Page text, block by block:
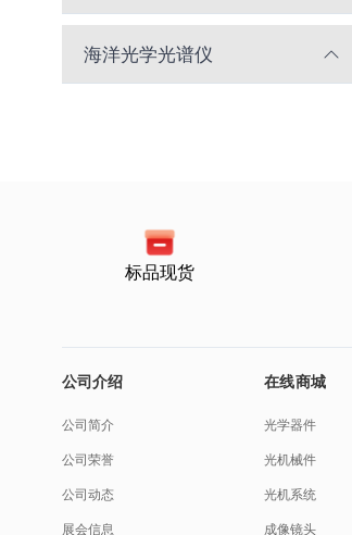
海洋光学光谱仪
标品现货
公司介绍
公司简介
公司荣誉
公司动态
展会信息
在线商城
光学器件
光机械件
光机系统
成像镜头